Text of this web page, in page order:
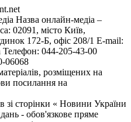
Назва онлайн-медіа –
02091, місто Київ,
172-Б, офіс 208/1 E-mail:
Телефон: 044-205-43-00
06068
розміщених на
посилання на
зі сторінки « Новини України
- обов'язкове пряме